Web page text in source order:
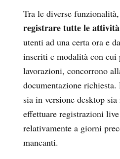
Tra le diverse
registrare tutte le attività
utenti ad una certa ora e
inseriti e modalità con cui
lavorazioni, concorrono
documentazione
sia in versione desktop
effettuare registrazioni
relativamente a giorni
mancanti.